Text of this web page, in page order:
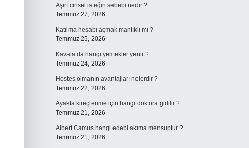
Aşırı cinsel isteğin sebebi nedir ?
Temmuz 27, 2026
Katılma hesabı açmak mantıklı mı ?
Temmuz 25, 2026
Kavala’da hangi yemekler yenir ?
Temmuz 24, 2026
Hostes olmanın avantajları nelerdir ?
Temmuz 22, 2026
Ayakta kireçlenme için hangi doktora gidilir ?
Temmuz 21, 2026
Albert Camus hangi edebi akıma mensuptur ?
Temmuz 21, 2026